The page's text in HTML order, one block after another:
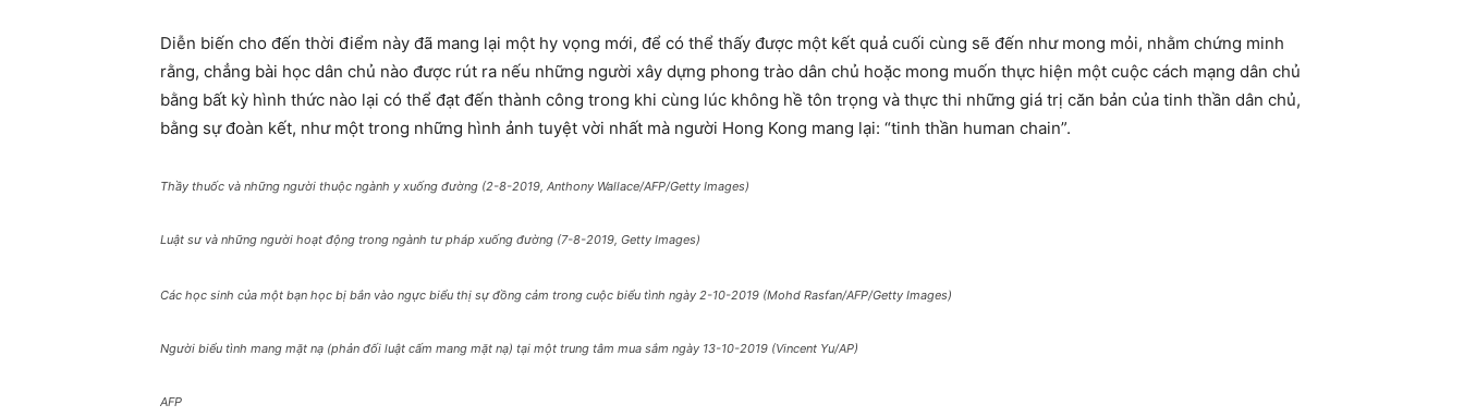
Diễn biến cho đến thời điểm này đã mang lại một hy vọng mới, để có thể thấy được một kết quả cuối cùng sẽ đến như mong mỏi, nhằm chứng minh
rằng, chẳng bài học dân chủ nào được rút ra nếu những người xây dựng phong trào dân chủ hoặc mong muốn thực hiện một cuộc cách mạng dân chủ
bằng bất kỳ hình thức nào lại có thể đạt đến thành công trong khi cùng lúc không hề tôn trọng và thực thi những giá trị căn bản của tinh thần dân chủ,
bằng sự đoàn kết, như một trong những hình ảnh tuyệt vời nhất mà người Hong Kong mang lại: “tinh thần human chain”.
Thầy thuốc và những người thuộc ngành y xuống đường (2-8-2019, Anthony Wallace/AFP/Getty Images)
Luật sư và những người hoạt động trong ngành tư pháp xuống đường (7-8-2019, Getty Images)
Các học sinh của một bạn học bị bắn vào ngực biểu thị sự đồng cảm trong cuộc biểu tình ngày 2-10-2019 (Mohd Rasfan/AFP/Getty Images)
Người biểu tình mang mặt nạ (phản đối luật cấm mang mặt nạ) tại một trung tâm mua sắm ngày 13-10-2019 (Vincent Yu/AP)
AFP